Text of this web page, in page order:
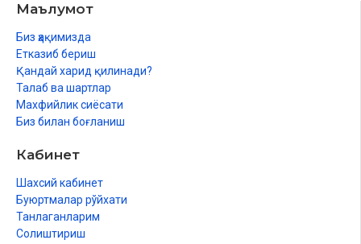
Маълумот
Биз ҳақимизда
Етказиб бериш
Қандай харид қилинади?
Талаб ва шартлар
Махфийлик сиёсати
Биз билан боғланиш
Кабинет
Шахсий кабинет
Буюртмалар рўйхати
Танлаганларим
Солиштириш